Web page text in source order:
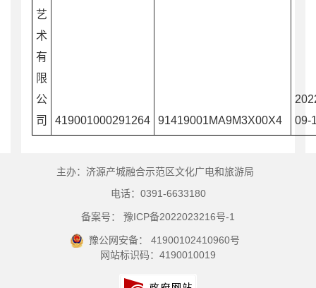
艺
术
有
限
公
司
419001000291264 91419001MA9M3X00X4
09-
主办：济源产城融合示范区文化广电和旅游局
电话：0391-6633180
备案号： 豫ICP备2022023216号-1
豫公网安备： 41900102410960号
网站标识码：4190010019